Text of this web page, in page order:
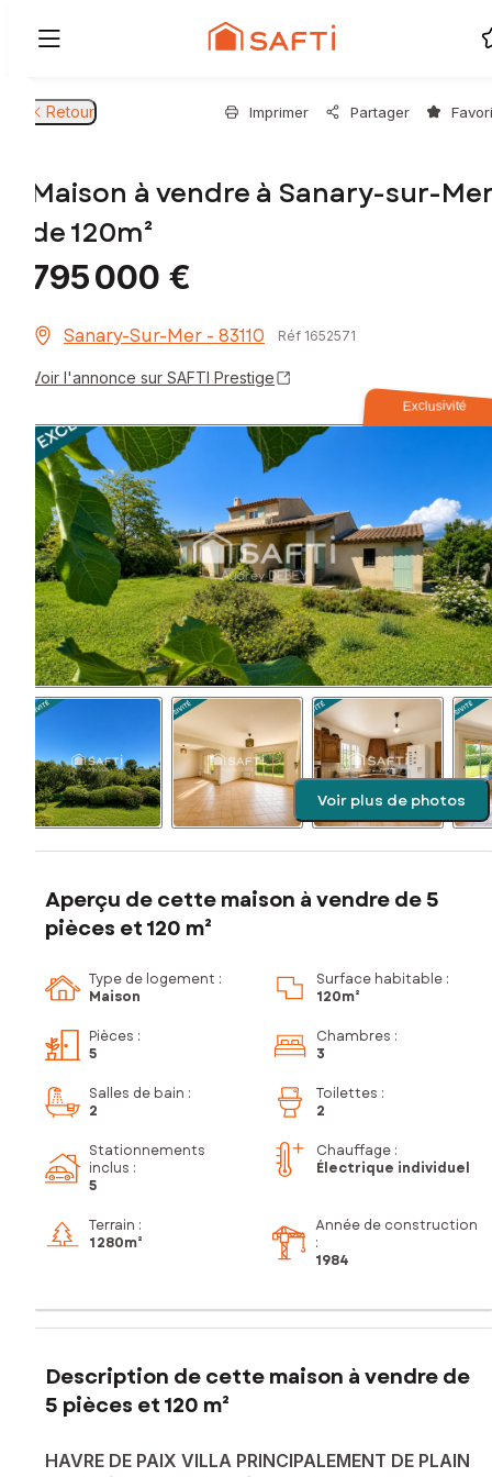
Retour Imprimer Partager
Maison à vendre à Sanary-sur-
de 120m²
795 000 €
Sanary-Sur-Mer - 83110 Réf 1652571
Voir l'annonce sur SAFTI Prestige
Exclusivité
Voir plus de photos
Aperçu de cette maison à vendre de 5
pièces et 120 m²
Type de logement :
Maison
Surface habitable :
120m²
Pièces :
5
Chambres :
3
Salles de bain :
2
Toilettes :
2
Stationnements
inclus :
5
Chauffage :
Électrique individuel
Terrain :
1 280m²
Année de construction
:
1984
Description de cette maison à vendre de
5 pièces et 120 m²
HAVRE DE PAIX VILLA PRINCIPALEMENT DE PLAIN